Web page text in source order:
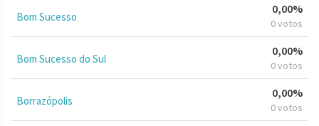
Bom Sucesso
0,00%
0 votos
Bom Sucesso do Sul
0,00%
0 votos
Borrazópolis
0,00%
0 votos